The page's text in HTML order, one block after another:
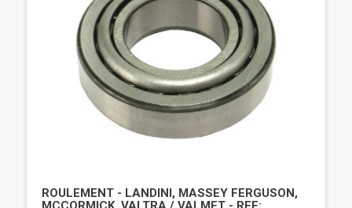
ROULEMENT - LANDINI, MASSEY FERGUSON,